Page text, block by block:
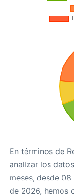
En términos de
analizar los
meses, desde
de 2026, hemos